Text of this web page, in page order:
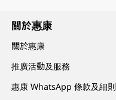
關於惠康
關於惠康
推廣活動及服務
惠康 WhatsApp 條款及細則